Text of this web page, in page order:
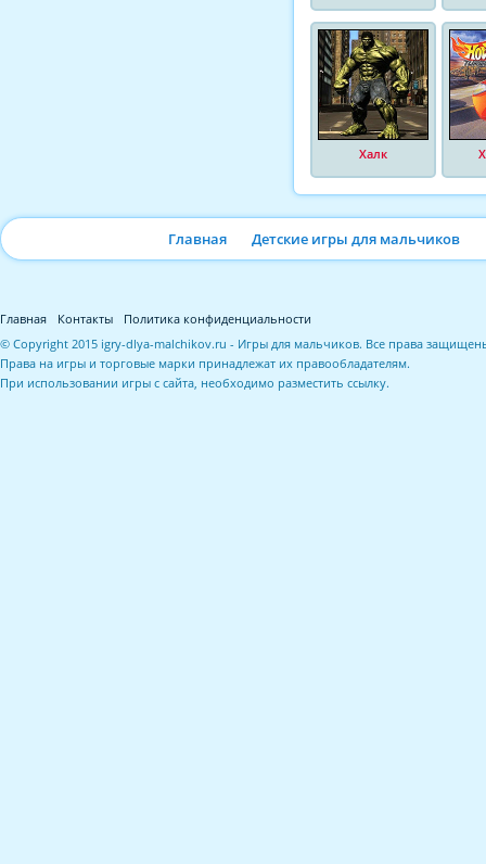
Халк
Главная Детские игры для мальчиков
Главная Контакты
Политика конфиденциальности
© Copyright 2015 igry-dlya-malchikov.ru - Игры для мальчиков. Все права
Права на игры и торговые марки принадлежат их правообладателям.
При использовании игры с сайта, необходимо разместить ссылку.